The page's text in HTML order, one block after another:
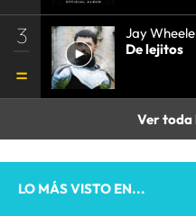
3
Jay
De lejitos
Ver toda
LO MÁS VISTO EN...